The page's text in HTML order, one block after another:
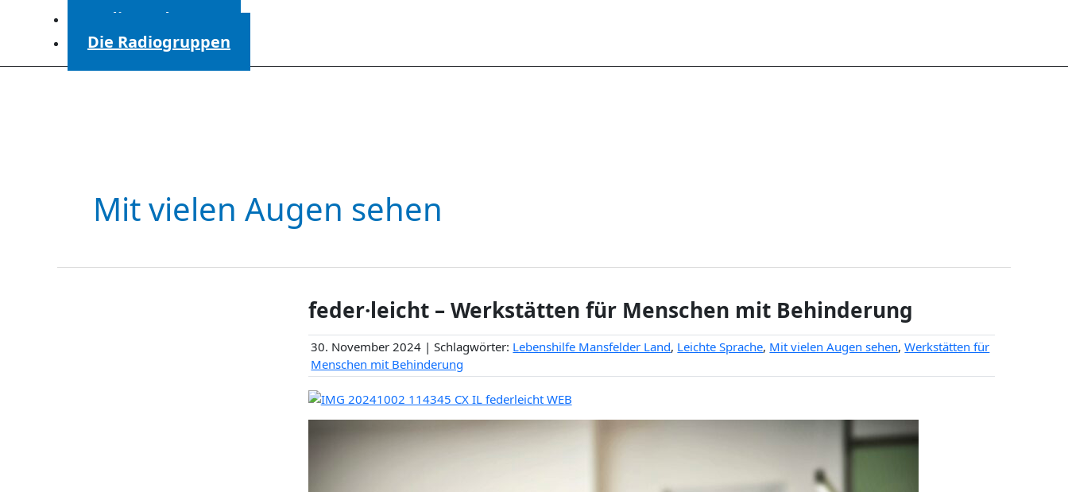
Radiosendungen
Die Radiogruppen
Mit vielen Augen sehen
feder·leicht – Werkstätten für Menschen mit Behinderung
30. November 2024 | Schlagwörter: Lebenshilfe Mansfelder Land, Leichte Sprache, Mit vielen Augen sehen,Werkstätten für
Menschen mit Behinderung